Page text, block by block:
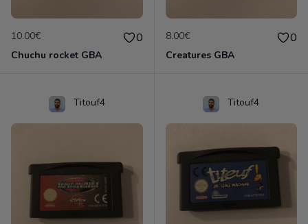
10.00€ 0
Chuchu rocket GBA
8.00€ 0
Creatures GBA
Titouf4 Titouf4